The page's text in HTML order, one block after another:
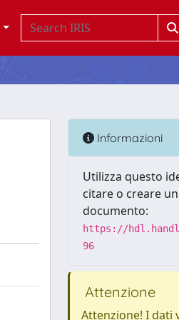
Informazioni
Utilizza questo
citare o creare
documento:
https://
96
Attenzione
Attenzione! I dati